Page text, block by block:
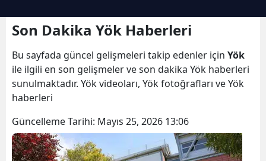
Son Dakika Yök Haberleri
Bu sayfada güncel gelişmeleri takip edenler için Yök
ile ilgili en son gelişmeler ve son dakika Yök haberleri
sunulmaktadır. Yök videoları, Yök fotoğrafları ve Yök
haberleri
Güncelleme Tarihi: Mayıs 25, 2026 13:06